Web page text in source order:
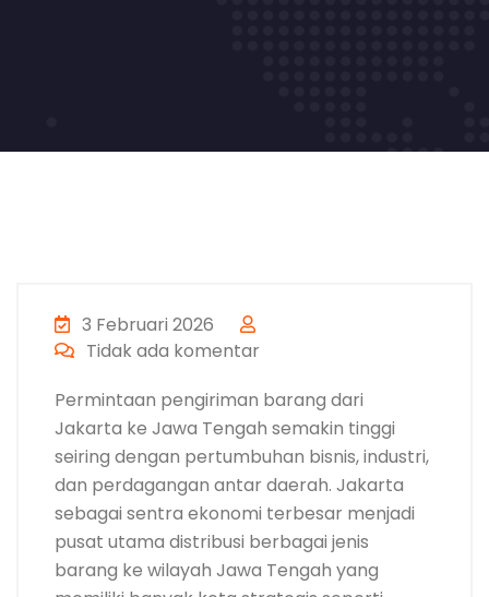
3 Februari 2026
Tidak ada komentar
Permintaan pengiriman barang dari
Jakarta ke Jawa Tengah semakin tinggi
seiring dengan pertumbuhan bisnis, industri,
dan perdagangan antar daerah. Jakarta
sebagai sentra ekonomi terbesar menjadi
pusat utama distribusi berbagai jenis
barang ke wilayah Jawa Tengah yang